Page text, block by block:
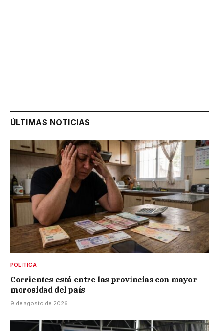
ÚLTIMAS NOTICIAS
POLÍTICA
Corrientes está entre las provincias con mayor
morosidad del país
9 de agosto de 2026